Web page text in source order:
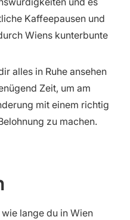
Kaffeepausen und
Wiens kunterbunte
alles in Ruhe ansehen
Zeit, um am
mit einem richtig
zu machen.
lange du in Wien